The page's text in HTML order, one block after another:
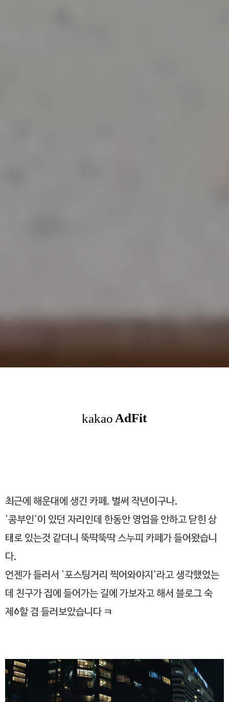
최근에 해운대에 생긴 카페. 벌써 작년이구나.
'콩부인'이 있던 자리인데 한동안 영업을 안하고 닫힌 상
태로 있는것 같더니 뚝딱뚝딱 스누피 카페가 들어왔습니
다.
언젠가 들러서 '포스팅거리 찍어와야지'라고 생각했었는
데 친구가 집에 들어가는 길에 가보자고 해서 블로그 숙
제;할 겸 들러보았습니다 ㅋ